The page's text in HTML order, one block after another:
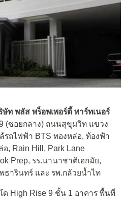
ษัท พลัส พร็อพเพอร์ตี้ พาร์ทเนอร์
(ซอยกลาง) ถนนสุขุมวิท แขวง
ถไฟฟ้า BTS ทองหล่อ, ท้องฟ้า
อ, Rain Hill, Park Lane
Prep, รร.นานาชาติเอกมัย,
ธารินทร์ และ รพ.กล้วยน้ำไท
ด High Rise 9 ชั้น 1 อาคาร พื้นที่